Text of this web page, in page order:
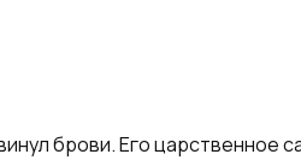
брови. Его